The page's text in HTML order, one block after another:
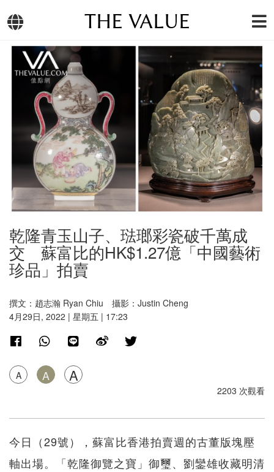
THE VALUE
乾隆青玉山子、琺瑯彩瓷破千萬成
交 蘇富比的HK$1.27億「中國藝術
珍品」拍賣
撰文：趙志瀚 Ryan Chiu 攝影：Justin Cheng
4月29日, 2022 | 星期五 | 17:23
A A A
2203 次觀看
今日（29號），蘇富比香港拍賣週的古董版塊壓
軸出場。「乾隆御覽之寶」御璽、劉鑾雄收藏明清